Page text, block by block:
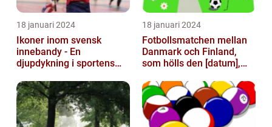
18 januari 2024
Ikoner inom svensk
innebandy - En
djupdykning i sportens
profiler
18 januari 2024
Fotbollsmatchen mellan
Danmark och Finland,
som hölls den [datum],
allvarl...